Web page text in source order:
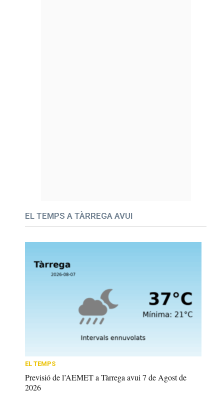
EL TEMPS A TÀRREGA AVUI
EL TEMPS
Previsió de l’AEMET a Tàrrega avui 7 de Agost de
2026